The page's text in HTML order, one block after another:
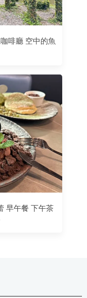
啡廳 空中的魚
早午餐 下午茶